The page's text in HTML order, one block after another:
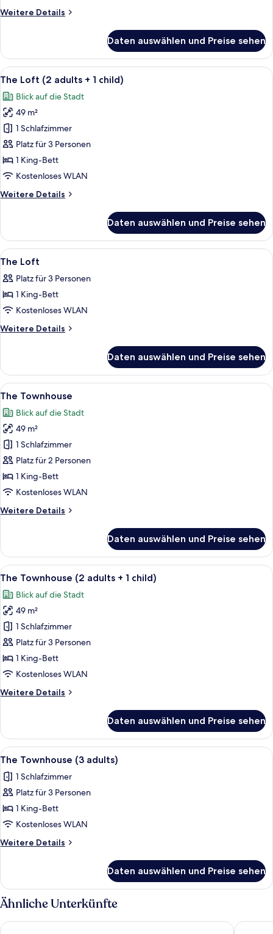
(2
1
child)
anzeigen
Weitere Details
Weitere
Innside
Room
-
Space
(2
adults
+
child)
Daten auswählen und Preise sehen
Alle
Fotos
für
The
Loft
(2
adults
+
child)
Ein modernes Hotelzimmer mit
4
The Loft (2 adults + 1 child)
Blick auf die Stadt
49 m²
1 Schlafzimmer
Platz für 3 Personen
1 King-Bett
Kostenloses WLAN
Weitere Details
Weitere
Loft
(2
adults
child)
Daten auswählen und Preise sehen
Alle
Fotos
für
The
Loft
anzeigen
Ein Hotelzimmer mit einem großen
4
The Loft
Platz für 3 Personen
1 King-Bett
Kostenloses WLAN
Weitere Details
Weitere
Loft
Daten auswählen und Preise sehen
Alle
Fotos
für
The
Townhouse
anzeigen
Ein modernes Wohnzimmer mit
5
The Townhouse
Blick auf die Stadt
49 m²
1 Schlafzimmer
Platz für 2 Personen
1 King-Bett
Kostenloses WLAN
Weitere Details
Weitere
Townhouse
Daten auswählen und Preise sehen
Alle
Fotos
für
The
Townhouse
(2
adults
+
child)
Ein modernes Wohnzimmer mit
5
The Townhouse (2 adults + 1 child)
Blick auf die Stadt
49 m²
1 Schlafzimmer
Platz für 3 Personen
1 King-Bett
Kostenloses WLAN
Weitere Details
Weitere
Townhouse
(2
adults
child)
Daten auswählen und Preise sehen
Alle
Fotos
für
The
Townhouse
(3
adults)
anzeigen
Ein modernes Wohnzimmer mit
5
The Townhouse (3 adults)
1 Schlafzimmer
Platz für 3 Personen
1 King-Bett
Kostenloses WLAN
Weitere Details
Weitere
Townhouse
(3
adults)
Daten auswählen und Preise sehen
Ähnliche Unterkünfte
Scandic Frankfurt Hafenpark Maritim